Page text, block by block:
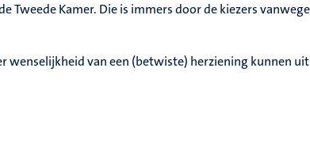
Tweede Kamer. Die is immers door de kiezers
van een (betwiste) herziening kunnen